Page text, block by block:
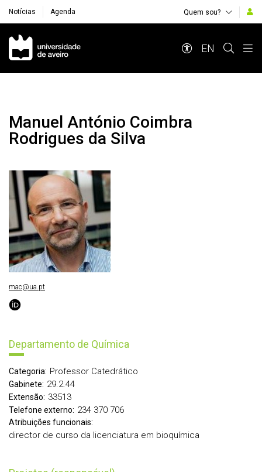
Notícias Agenda Quem sou?
Navegação Principal
EN
Manuel António Coimbra
Rodrigues da Silva
Departamento de Química
Categoria: Professor Catedrático
Gabinete: 29.2.44
Extensão: 33513
Telefone externo: 234 370 706
Atribuições funcionais:
director de curso da licenciatura em bioquímica
mac@ua.pt